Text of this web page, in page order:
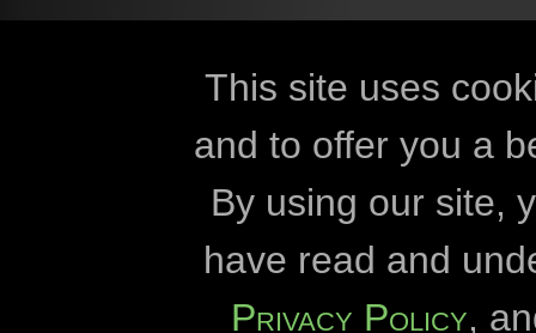
technical information
Eszterházy
Eötvös
Duna-Dráva
This site uses
and to offer you a
By using our site,
have read and
Privacy Policy,